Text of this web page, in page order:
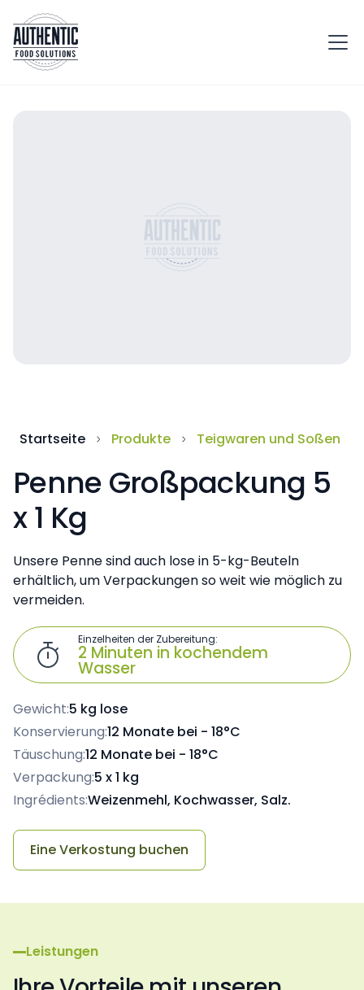
Startseite Produkte Teigwaren und Soßen
Penne Großpackung 5
x 1 Kg
Unsere Penne sind auch lose in 5-kg-Beuteln
erhältlich, um Verpackungen so weit wie möglich zu
vermeiden.

Einzelheiten der Zubereitung:
2 Minuten in kochendem
Wasser
Gewicht:5 kg lose
Konservierung:12 Monate bei - 18°C
Täuschung:12 Monate bei - 18°C
Verpackung:5 x 1 kg
Ingrédients:Weizenmehl, Kochwasser, Salz.
Eine Verkostung buchen
Leistungen